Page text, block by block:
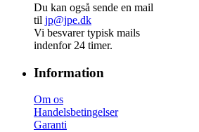
Du kan også sende en mail
til jp@jpe.dk
Vi besvarer typisk mails
indenfor 24 timer.
Information
Om os
Handelsbetingelser
Garanti